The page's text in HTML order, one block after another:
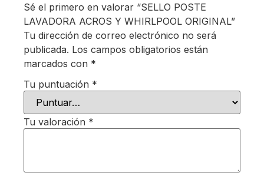
Sé el primero en valorar “SELLO POSTE
LAVADORA ACROS Y WHIRLPOOL ORIGINAL”
Tu dirección de correo electrónico no será
publicada. Los campos obligatorios están
marcados con *
Tu puntuación *
Tu valoración *